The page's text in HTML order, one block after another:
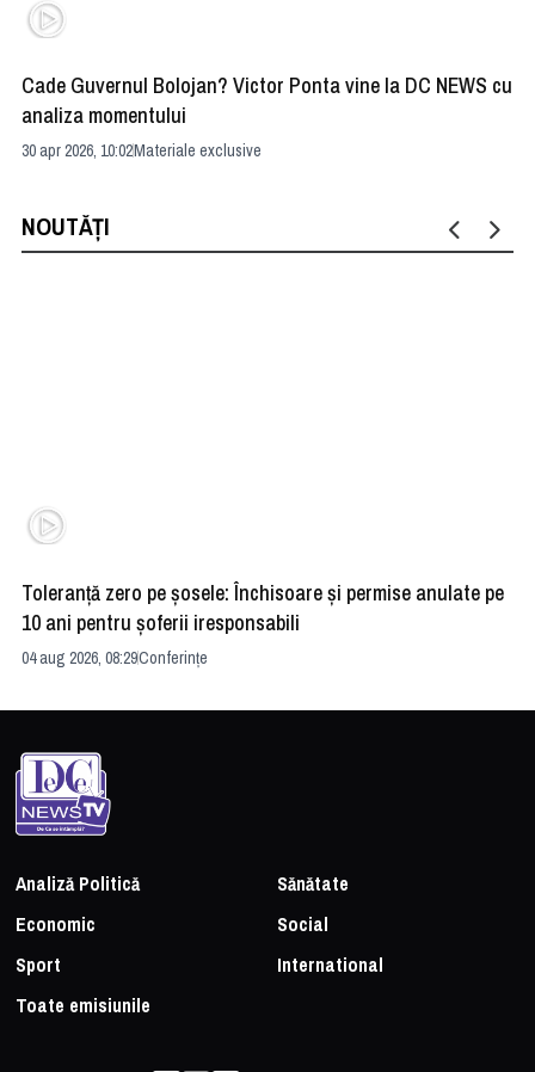
Cade Guvernul Bolojan? Victor Ponta vine la DC NEWS cu
analiza momentului
30 apr 2026, 10:02Materiale exclusive
NOUTĂȚI
Toleranță zero pe șosele: Închisoare și permise anulate pe
10 ani pentru șoferii iresponsabili
04 aug 2026, 08:29Conferințe
Analiză Politică
Sănătate
Economic
Social
Sport
International
Toate emisiunile